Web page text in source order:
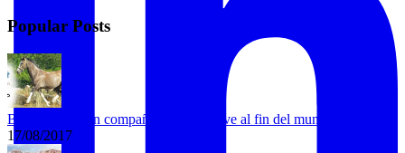
Popular Posts
Bongo busca un compañero que lo lleve al fin del mundo
17/08/2017